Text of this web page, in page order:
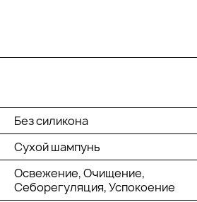
Без силикона
Сухой шампунь
Освежение, Очищение,
Себорегуляция, Успокоение